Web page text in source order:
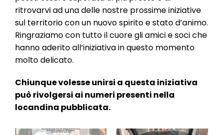
ritrovarvi ad una delle nostre prossime iniziative
sul territorio con un nuovo spirito e stato d’animo.
Ringraziamo con tutto il cuore gli amici e soci che
hanno aderito all’iniziativa in questo momento
molto delicato.
Chiunque volesse unirsi a questa iniziativa
può rivolgersi ai numeri presenti nella
locandina pubblicata.